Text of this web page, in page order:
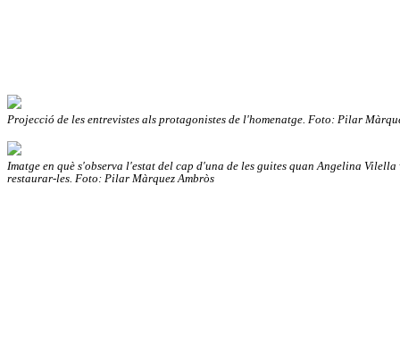
Projecció de les entrevistes als protagonistes de l'homenatge. Foto: Pilar
Imatge en què s'observa l'estat del cap d'una de les guites quan Angelina Vilella
restaurar-les. Foto: Pilar Màrquez Ambròs